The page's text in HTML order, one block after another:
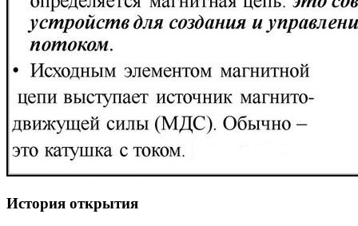
История открытия